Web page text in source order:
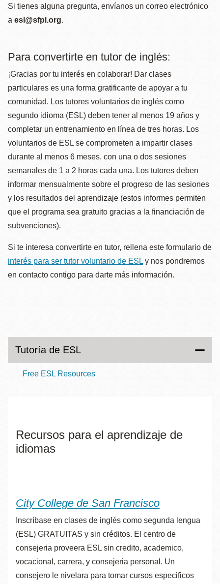
Si tienes alguna pregunta, envíanos un correo electrónico
a esl@sfpl.org.
Para convertirte en tutor de inglés:
¡Gracias por tu interés en colaborar! Dar clases
particulares es una forma gratificante de apoyar a tu
comunidad. Los tutores voluntarios de inglés como
segundo idioma (ESL) deben tener al menos 19 años y
completar un entrenamiento en línea de tres horas. Los
voluntarios de ESL se comprometen a impartir clases
durante al menos 6 meses, con una o dos sesiones
semanales de 1 a 2 horas cada una. Los tutores deben
informar mensualmente sobre el progreso de las sesiones
y los resultados del aprendizaje (estos informes permiten
que el programa sea gratuito gracias a la financiación de
subvenciones).
Si te interesa convertirte en tutor, rellena este formulario de
interés para ser tutor voluntario de ESL y nos pondremos
en contacto contigo para darte más información.
Tutoría de ESL
Free ESL Resources
Recursos para el aprendizaje de
idiomas
City College de San Francisco
Inscríbase en clases de inglés como segunda lengua
(ESL) GRATUITAS y sin créditos. El centro de
consejeria proveera ESL sin credito, academico,
vocacional, carrera, y consejeria personal. Un
consejero le nivelara para tomar cursos especificos